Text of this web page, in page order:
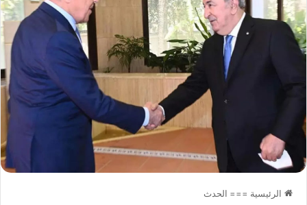
الرئيسية === الحدث